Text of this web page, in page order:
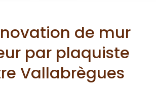
de mur
par plaquiste
Vallabrègues